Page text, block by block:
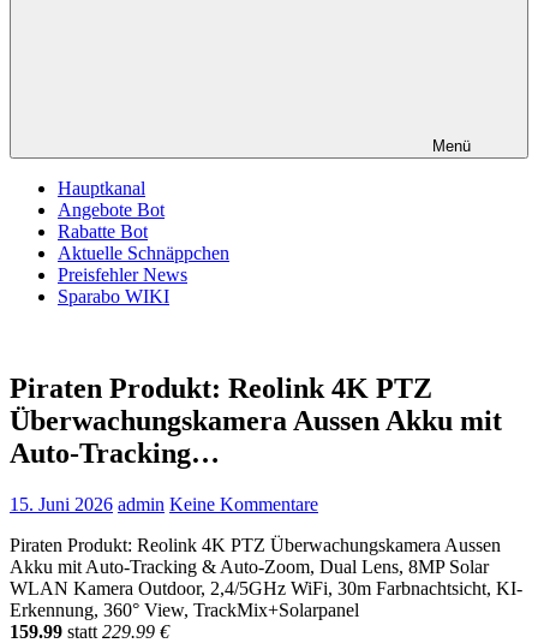
Menü
Hauptkanal
Angebote Bot
Rabatte Bot
Aktuelle Schnäppchen
Preisfehler News
Sparabo WIKI
Piraten Produkt: Reolink 4K PTZ
Überwachungskamera Aussen Akku mit
Auto-Tracking…
15. Juni 2026 admin Keine Kommentare
Piraten Produkt: Reolink 4K PTZ Überwachungskamera Aussen
Akku mit Auto-Tracking & Auto-Zoom, Dual Lens, 8MP Solar
WLAN Kamera Outdoor, 2,4/5GHz WiFi, 30m Farbnachtsicht, KI-
Erkennung, 360° View, TrackMix+Solarpanel
159.99 statt 229.99 €